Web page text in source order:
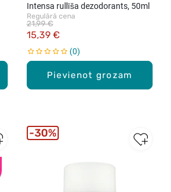
Pievienot grozam
Intensa rullīša dezodorants, 50ml
Regulārā cena
15,39 €
21,99 €
0
30%